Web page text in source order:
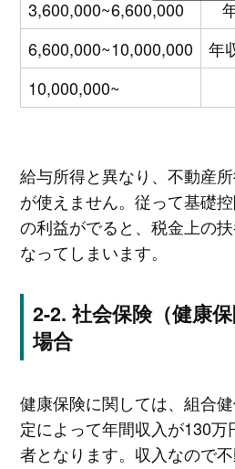
3,600,000~6,600,000
6,600,000~10,000,000
年
10,000,000~
給与所得と異なり、不動産
が使えません。従って基礎
の利益がでると、税金上の
なってしまいます。
社会保険（健康
場合
健康保険に関しては、組合
定によって年間収入が130
者となります。収入なので